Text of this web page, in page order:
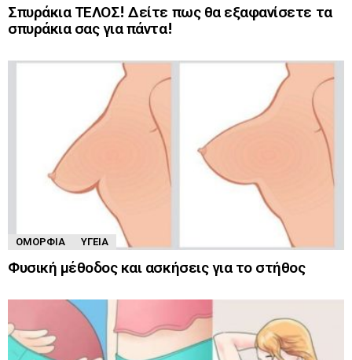
Σπυράκια ΤΕΛΟΣ! Δείτε πως θα εξαφανίσετε τα
σπυράκια σας για πάντα!
ΟΜΟΡΦΙΆ ΥΓΕΊΑ
Φυσική μέθοδος και ασκήσεις για το στήθος